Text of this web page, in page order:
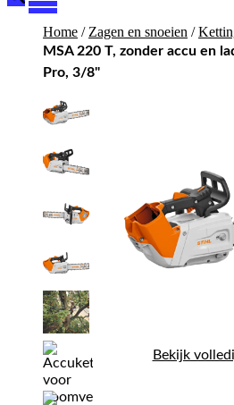
Home / Zagen en snoeien /
MSA 220 T, zonder accu en
Pro, 3/8"
Bekijk